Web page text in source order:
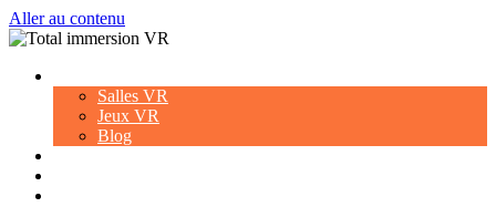
Aller au contenu
Salles VR
Jeux VR
Blog